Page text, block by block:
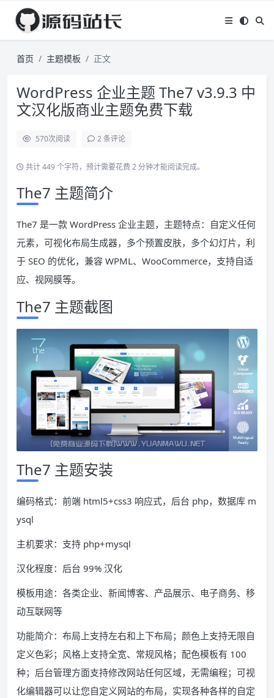
首页 主题模板 正文
WordPress 企业主题 The7 v3.9.3 中
文汉化版商业主题免费下载
570次阅读 2 条评论
共计 449 个字符，预计需要花费 2 分钟才能阅读完成。
The7 主题简介
The7 是一款 WordPress 企业主题，主题特点：自定义任何
元素，可视化布局生成器，多个预置皮肤，多个幻灯片，利
于 SEO 的优化，兼容 WPML、WooCommerce，支持自适
应、视网膜等。
The7 主题截图
The7 主题安装
编码格式：前端 html5+css3 响应式，后台 php，数据库 m
ysql
主机要求：支持 php+mysql
汉化程度：后台 99% 汉化
模板用途：各类企业、新闻博客、产品展示、电子商务、移
动互联网等
功能简介：布局上支持左右和上下布局；颜色上支持无限自
定义色彩；风格上支持全宽、常规风格；配色模板有 100
种；后台管理方面支持修改网站任何区域，无需编程；可视
化编辑器可以让您自定义网站的布局，实现各种各样的自定